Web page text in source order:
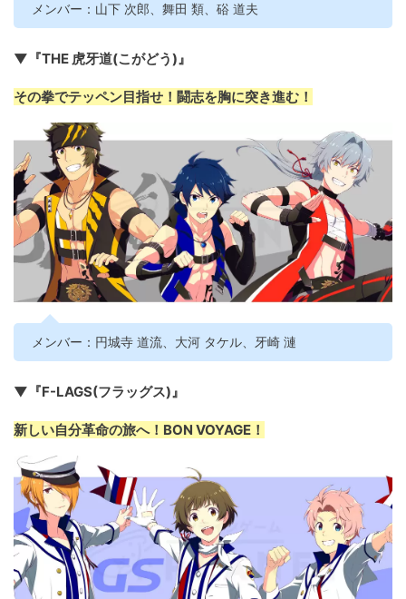
メンバー：山下 次郎、舞田 類、硲 道夫
▼『THE 虎牙道(こがどう)』
その拳でテッペン目指せ！闘志を胸に突き進む！
メンバー：円城寺 道流、大河 タケル、牙崎 漣
▼『F-LAGS(フラッグス)』
新しい自分革命の旅へ！BON VOYAGE！